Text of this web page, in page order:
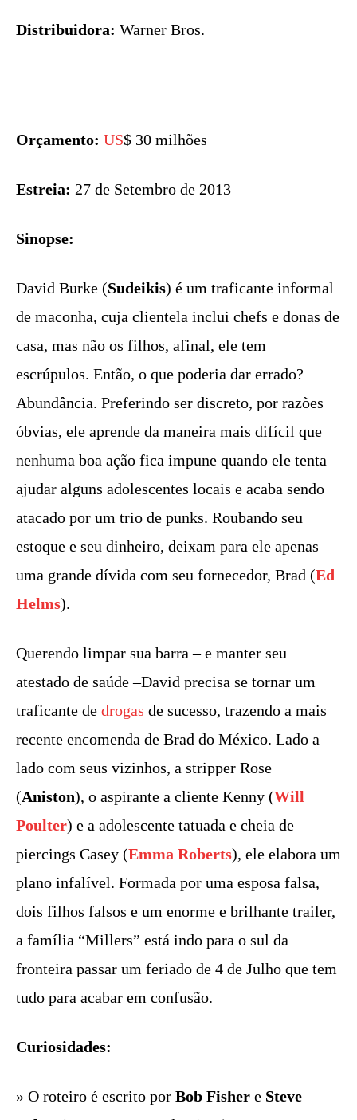
Distribuidora: Warner Bros.
Orçamento: US$ 30 milhões
Estreia: 27 de Setembro de 2013
Sinopse:
David Burke (Sudeikis) é um traficante informal
de maconha, cuja clientela inclui chefs e donas de
casa, mas não os filhos, afinal, ele tem
escrúpulos. Então, o que poderia dar errado?
Abundância. Preferindo ser discreto, por razões
óbvias, ele aprende da maneira mais difícil que
nenhuma boa ação fica impune quando ele tenta
ajudar alguns adolescentes locais e acaba sendo
atacado por um trio de punks. Roubando seu
estoque e seu dinheiro, deixam para ele apenas
uma grande dívida com seu fornecedor, Brad (Ed
Helms).
Querendo limpar sua barra – e manter seu
atestado de saúde –David precisa se tornar um
traficante de drogas de sucesso, trazendo a mais
recente encomenda de Brad do México. Lado a
lado com seus vizinhos, a stripper Rose
(Aniston), o aspirante a cliente Kenny (Will
Poulter) e a adolescente tatuada e cheia de
piercings Casey (Emma Roberts), ele elabora um
plano infalível. Formada por uma esposa falsa,
dois filhos falsos e um enorme e brilhante trailer,
a família “Millers” está indo para o sul da
fronteira passar um feriado de 4 de Julho que tem
tudo para acabar em confusão.
Curiosidades:
» O roteiro é escrito por Bob Fisher e Steve